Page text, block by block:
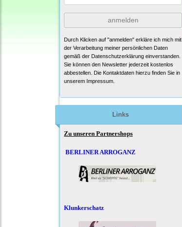
anmelden
Durch Klicken auf "anmelden" erkläre ich mich mit
der Verarbeitung meiner persönlichen Daten
gemäß der Datenschutzerklärung einverstanden.
Sie können den Newsletter jederzeit kostenlos
abbestellen. Die Kontaktdaten hierzu finden Sie in
unserem Impressum.
Links
Zu unseren Partnershops
BERLINER ARROGANZ
Klunkerschatz